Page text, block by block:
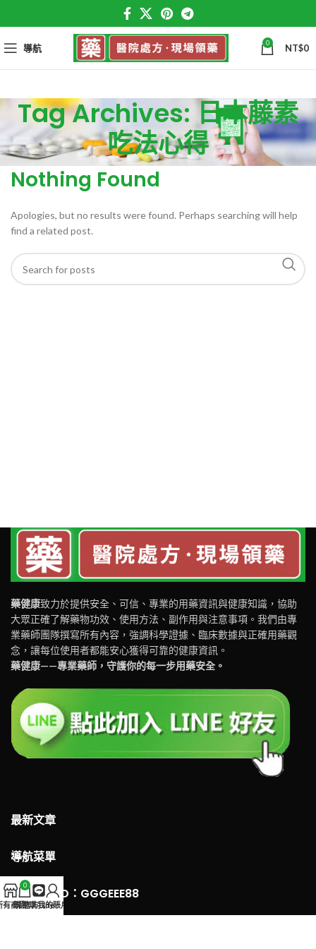
導航 0 NT$0
Tag Archives: 日本藤素
吃法心得
Nothing Found
Apologies, but no results were found. Perhaps searching will help
find a related post.
藥健康致力於提供安全、可信、專業的用藥資訊與健康知識，協助
大眾正確了解藥物功效、使用方法、副作用與注意事項。我們由專
業藥師團隊撰寫所有內容，強調科學證據、臨床數據與正確用藥觀
念，讓每位使用者都能安心獲得可靠的健康資訊。
藥健康——專業藥師，守護你的每一步用藥安全。
最新文章
導航菜單
LINE 客服ID：GGGEEE88
有商品
0
購物車官方Line
我的賬戶